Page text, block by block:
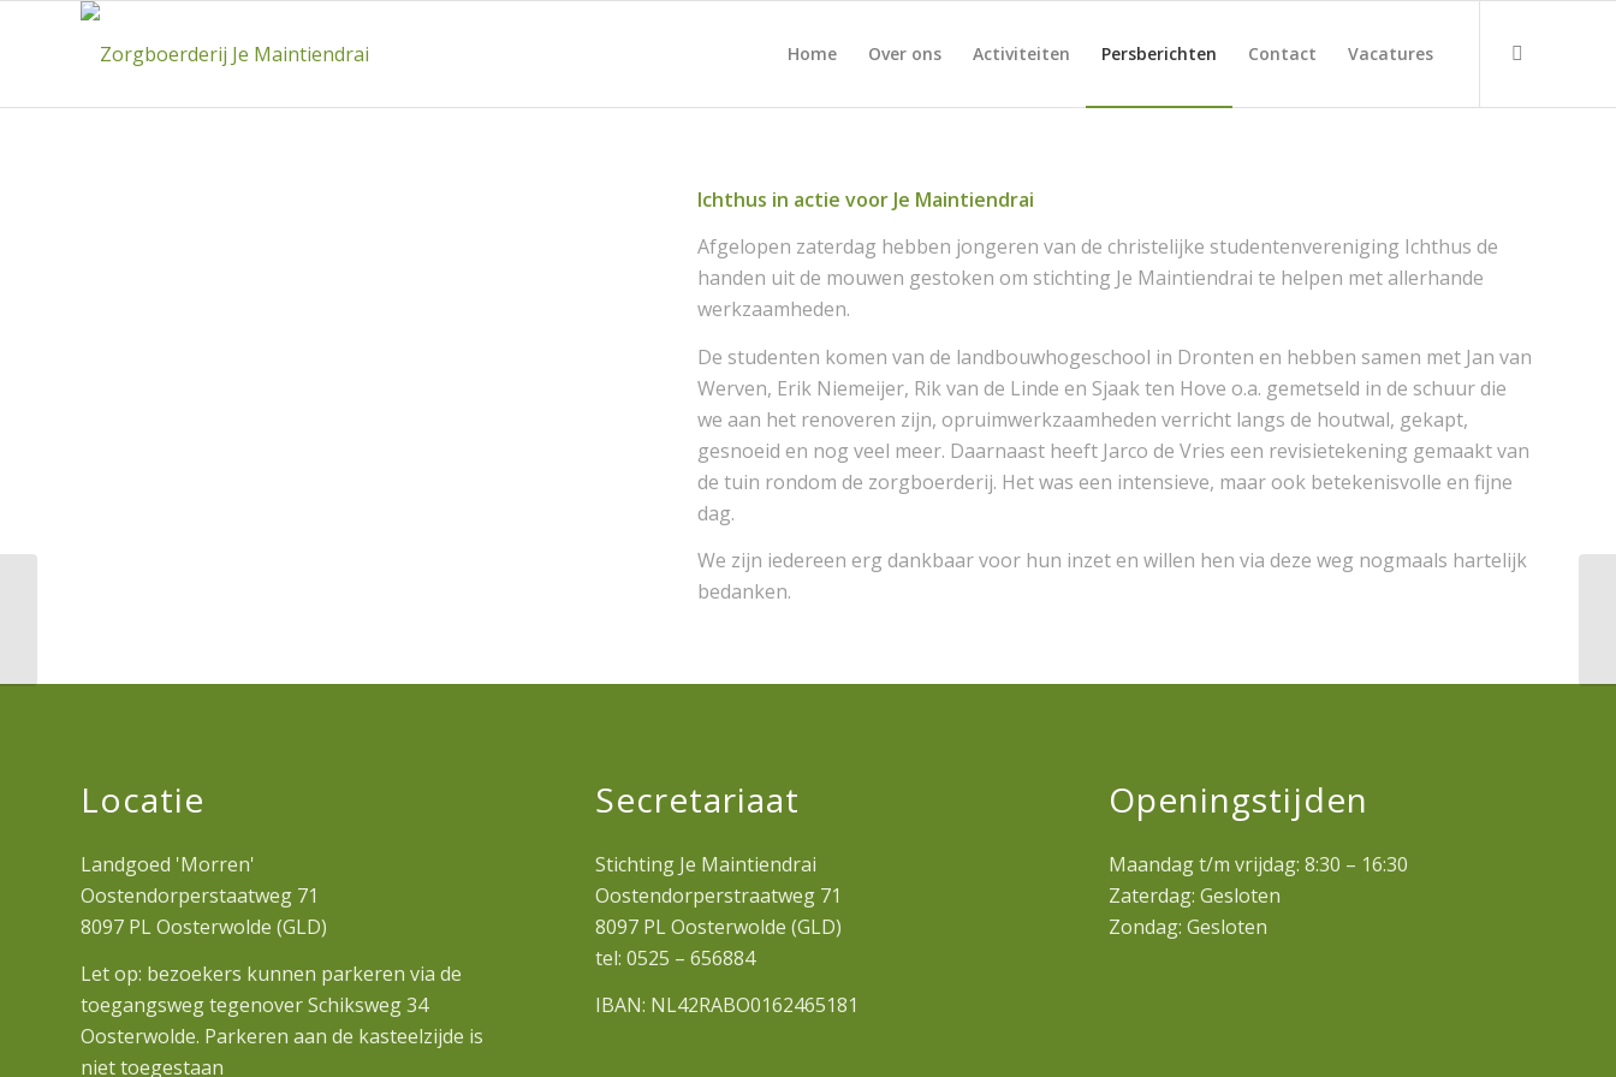
Home Over ons Activiteiten Persberichten Contact Vacatures
Ichthus in actie voor Je Maintiendrai
Afgelopen zaterdag hebben jongeren van de christelijke studentenvereniging Ichthus de
handen uit de mouwen gestoken om stichting Je Maintiendrai te helpen met allerhande
werkzaamheden.
De studenten komen van de landbouwhogeschool in Dronten en hebben samen met Jan van
Werven, Erik Niemeijer, Rik van de Linde en Sjaak ten Hove o.a. gemetseld in de schuur die
we aan het renoveren zijn, opruimwerkzaamheden verricht langs de houtwal, gekapt,
gesnoeid en nog veel meer. Daarnaast heeft Jarco de Vries een revisietekening gemaakt van
de tuin rondom de zorgboerderij. Het was een intensieve, maar ook betekenisvolle en fijne
dag.
We zijn iedereen erg dankbaar voor hun inzet en willen hen via deze weg nogmaals hartelijk
bedanken.
Locatie
Landgoed 'Morren'
Oostendorperstaatweg 71
8097 PL Oosterwolde (GLD)
Let op: bezoekers kunnen parkeren via de
toegangsweg tegenover Schiksweg 34
Oosterwolde. Parkeren aan de kasteelzijde is
niet toegestaan
Secretariaat
Stichting Je Maintiendrai
Oostendorperstraatweg 71
8097 PL Oosterwolde (GLD)
tel: 0525 – 656884
IBAN: NL42RABO0162465181
Openingstijden
Maandag t/m vrijdag: 8:30 – 16:30
Zaterdag: Gesloten
Zondag: Gesloten